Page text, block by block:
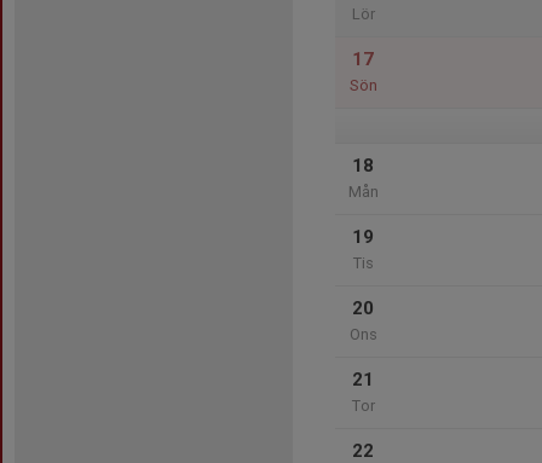
Lör
17
Sön
18
Mån
19
Tis
20
Ons
21
Tor
22